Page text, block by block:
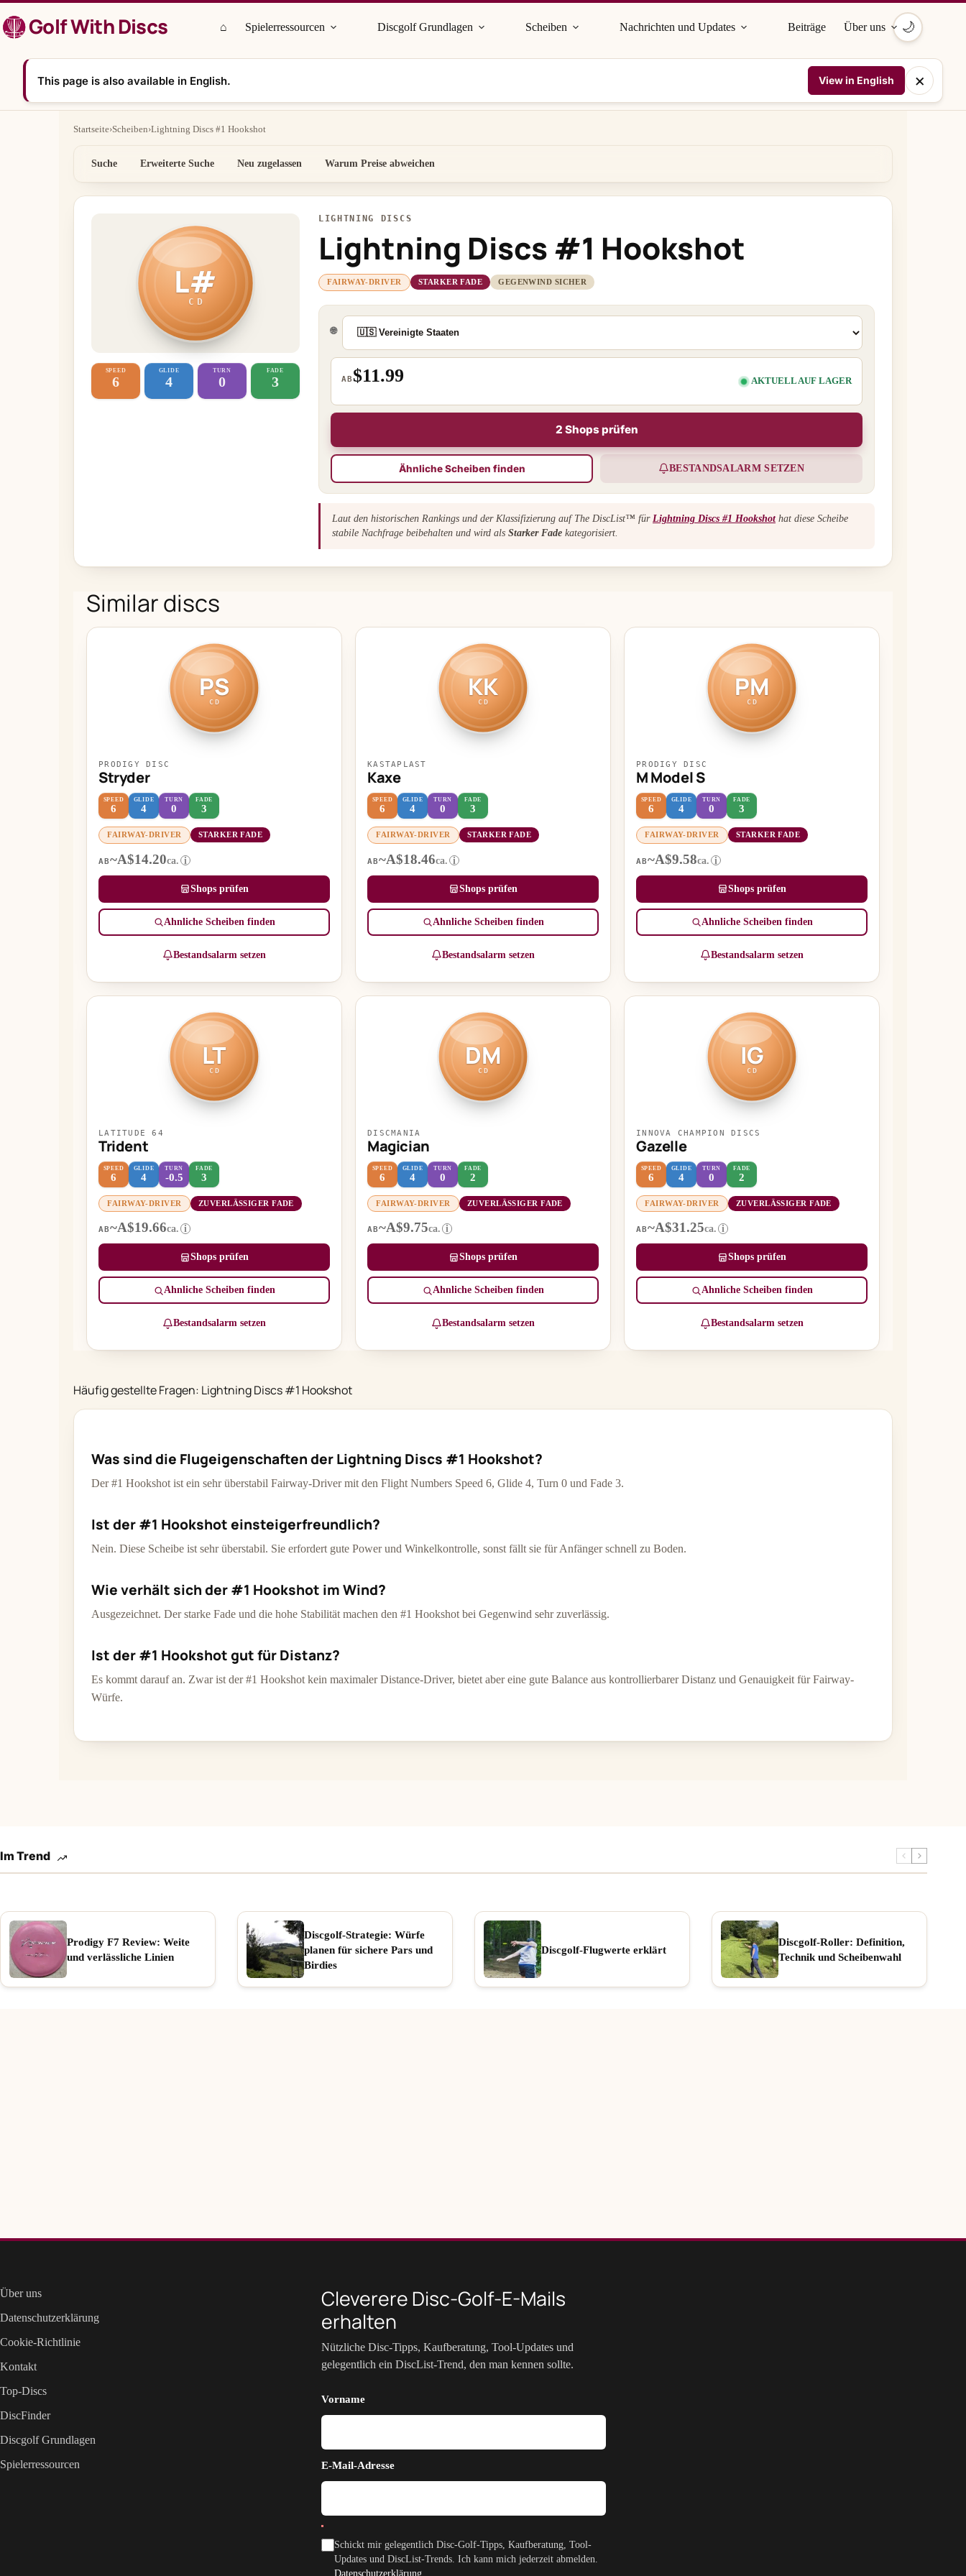
Inhalt
springenGolf With Discs ⌂ Spielerressourcen Discgolf Grundlagen Scheiben Nachrichten und Updates Beiträge Über uns 🌙
This page is also available in English. View in English ×
Startseite›Scheiben›Lightning Discs #1 Hookshot
Suche Erweiterte Suche Neu zugelassen Warum Preise abweichen
L#
CD
SPEED
6
GLIDE
4
TURN
0
FADE
3
LIGHTNING DISCS
Lightning Discs #1 Hookshot
FAIRWAY-DRIVER STARKER FADE GEGENWIND SICHER
🌐
AB$11.99 AKTUELL AUF LAGER
2 Shops prüfen
Ähnliche Scheiben finden BESTANDSALARM SETZEN
Laut den historischen Rankings und der Klassifizierung auf The DiscList™ für Lightning Discs #1 Hookshothat diese Scheibe
stabile Nachfrage beibehalten und wird als Starker Fade kategorisiert.
Similar discs
PS
CD
PRODIGY DISC
Stryder
SPEED
6
GLIDE
4
TURN
0
FADE
3
FAIRWAY-DRIVER STARKER FADE
AB~A$14.20ca. i
Shops prüfen
Ähnliche Scheiben finden
Bestandsalarm setzen
KK
CD
KASTAPLAST
Kaxe
SPEED
6
GLIDE
4
TURN
0
FADE
3
FAIRWAY-DRIVER STARKER FADE
AB~A$18.46ca. i
Shops prüfen
Ähnliche Scheiben finden
Bestandsalarm setzen
PM
CD
PRODIGY DISC
M Model S
SPEED
6
GLIDE
4
TURN
0
FADE
3
FAIRWAY-DRIVER STARKER FADE
AB~A$9.58ca. i
Shops prüfen
Ähnliche Scheiben finden
Bestandsalarm setzen
LT
CD
LATITUDE 64
Trident
SPEED
6
GLIDE
4
TURN
-0.5
FADE
3
FAIRWAY-DRIVER ZUVERLÄSSIGER FADE
AB~A$19.66ca. i
Shops prüfen
Ähnliche Scheiben finden
Bestandsalarm setzen
DM
CD
DISCMANIA
Magician
SPEED
6
GLIDE
4
TURN
0
FADE
2
FAIRWAY-DRIVER ZUVERLÄSSIGER FADE
AB~A$9.75ca. i
Shops prüfen
Ähnliche Scheiben finden
Bestandsalarm setzen
IG
CD
INNOVA CHAMPION DISCS
Gazelle
SPEED
6
GLIDE
4
TURN
0
FADE
2
FAIRWAY-DRIVER ZUVERLÄSSIGER FADE
AB~A$31.25ca. i
Shops prüfen
Ähnliche Scheiben finden
Bestandsalarm setzen
Häufig gestellte Fragen: Lightning Discs #1 Hookshot
Was sind die Flugeigenschaften der Lightning Discs #1 Hookshot?
Der #1 Hookshot ist ein sehr überstabil Fairway-Driver mit den Flight Numbers Speed 6, Glide 4, Turn 0 und Fade 3.
Ist der #1 Hookshot einsteigerfreundlich?
Nein. Diese Scheibe ist sehr überstabil. Sie erfordert gute Power und Winkelkontrolle, sonst fällt sie für Anfänger schnell zu Boden.
Wie verhält sich der #1 Hookshot im Wind?
Ausgezeichnet. Der starke Fade und die hohe Stabilität machen den #1 Hookshot bei Gegenwind sehr zuverlässig.
Ist der #1 Hookshot gut für Distanz?
Es kommt darauf an. Zwar ist der #1 Hookshot kein maximaler Distance-Driver, bietet aber eine gute Balance aus kontrollierbarer Distanz und Genauigkeit für Fairway-
Würfe.
Im Trend
Prodigy F7 Review: Weite
und verlässliche Linien
Discgolf-Strategie: Würfe
planen für sichere Pars und
Birdies
Discgolf-Flugwerte erklärt
Discgolf-Roller: Definition,
Technik und Scheibenwahl
Über uns
Datenschutzerklärung
Cookie-Richtlinie
Kontakt
Top-Discs
DiscFinder
Discgolf Grundlagen
Spielerressourcen
Cleverere Disc-Golf-E-Mails
erhalten
Nützliche Disc-Tipps, Kaufberatung, Tool-Updates und
gelegentlich ein DiscList-Trend, den man kennen sollte.
Vorname
E-Mail-Adresse
Schickt mir gelegentlich Disc-Golf-Tipps, Kaufberatung, Tool-
Updates und DiscList-Trends. Ich kann mich jederzeit abmelden.
Datenschutzerklärung